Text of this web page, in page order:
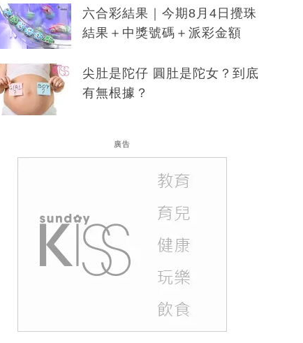
六合彩結果｜今期8月4日攪珠
結果＋中獎號碼＋派彩金額
尖肚是陀仔 圓肚是陀女？到底
有無根據？
廣告